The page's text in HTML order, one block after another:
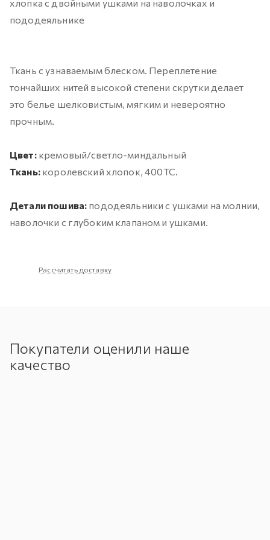
хлопка с двойными ушками на наволочках и
пододеяльнике
Ткань с узнаваемым блеском. Переплетение
тончайших нитей высокой степени скрутки делает
это белье шелковистым, мягким и невероятно
прочным.
Цвет: кремовый/светло-миндальный
Ткань: королевский хлопок, 400ТС.
Детали пошива: пододеяльники с ушками на молнии,
наволочки с глубоким клапаном и ушками.
Рассчитать доставку
Покупатели оценили наше
качество